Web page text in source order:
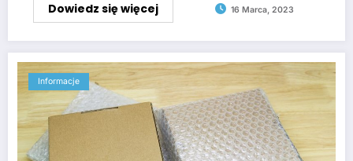
Dowiedz się więcej 16 Marca, 2023
Informacje